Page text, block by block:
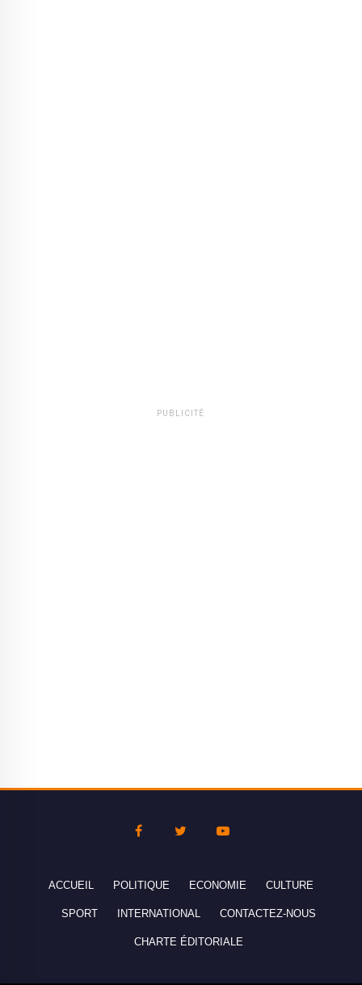
PUBLICITÉ
ACCUEIL POLITIQUE ECONOMIE CULTURE
SPORT INTERNATIONAL CONTACTEZ-NOUS
CHARTE ÉDITORIALE